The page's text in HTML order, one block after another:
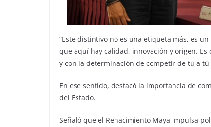
“Este distintivo no es una etiqueta más, es
que aquí hay calidad, innovación y origen.
y con la determinación de competir de tú a
En ese sentido, destacó la importancia de
del Estado.
Señaló que el Renacimiento Maya impulsa